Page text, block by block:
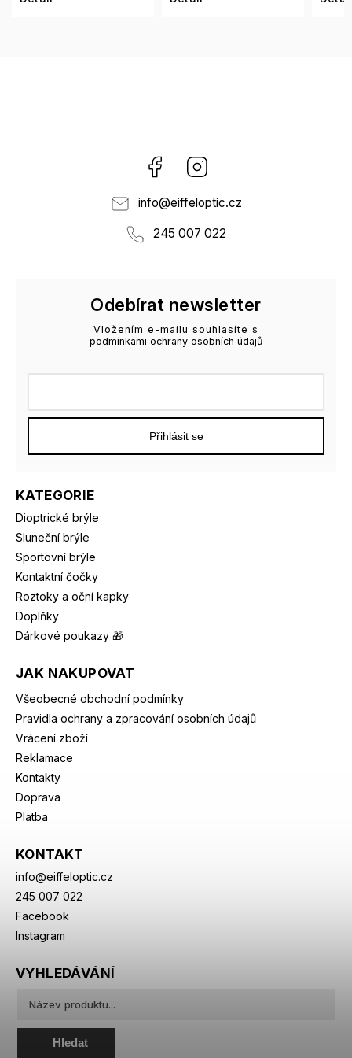
Facebook
info@eiffeloptic.cz
245 007 022
KATEGORIE
Dioptrické brýle
Sluneční brýle
Sportovní brýle
Kontaktní čočky
Roztoky a oční kapky
Doplňky
Dárkové poukazy 🎁
JAK NAKUPOVAT
Všeobecné obchodní podmínky
Pravidla ochrany a zpracování osobních údajů
Vrácení zboží
Reklamace
Kontakty
Doprava
Platba
KONTAKT
info@eiffeloptic.cz
245 007 022
Facebook
Instagram
Odebírat newsletter
Vložením e-mailu souhlasíte s
podmínkami ochrany osobních údajů
Přihlásit se
VYHLEDÁVÁNÍ
Hledat